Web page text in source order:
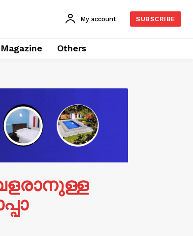
My account SUBSCRIBE
Others